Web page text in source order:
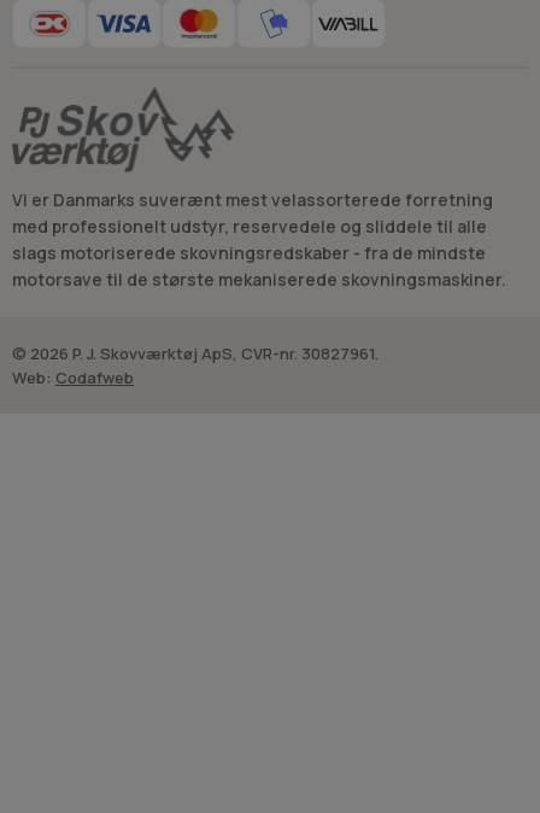
Vi er Danmarks suverænt mest velassorterede forretning
med professionelt udstyr, reservedele og sliddele til alle
slags motoriserede skovningsredskaber - fra de mindste
motorsave til de største mekaniserede skovningsmaskiner.
© 2026 P. J. Skovværktøj ApS, CVR-nr. 30827961.
Web: Codafweb